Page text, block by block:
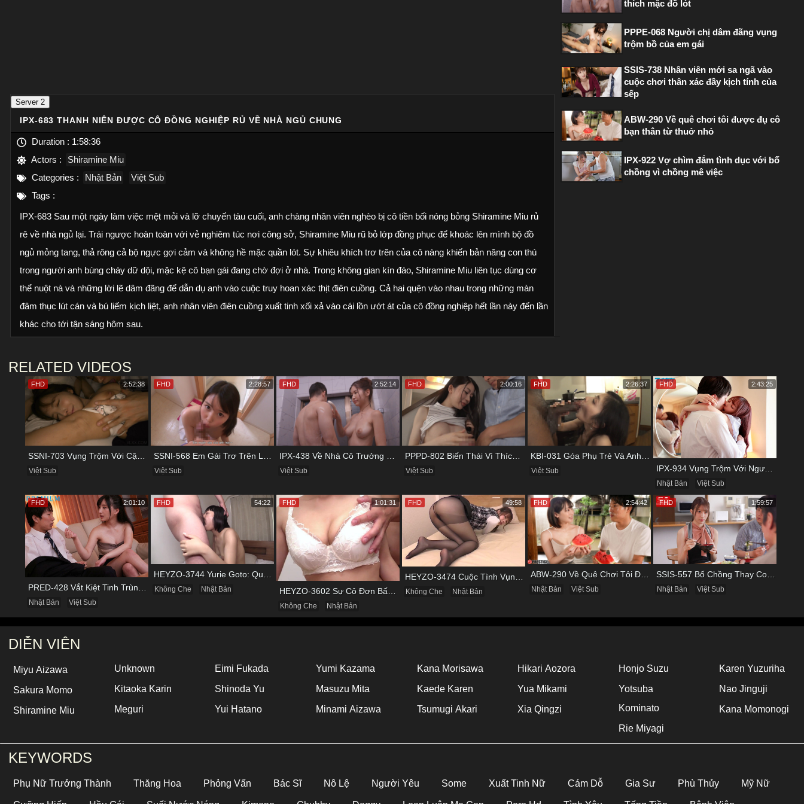
Server 2
IPX-683 THANH NIÊN ĐƯỢC CÔ ĐỒNG NGHIỆP RỦ VỀ NHÀ NGỦ CHUNG
Duration : 1:58:36
Actors :
Shiramine Miu
Categories :
Nhật Bản
Việt Sub
Tags :
IPX-683 Sau một ngày làm việc mệt mỏi và lỡ chuyến tàu cuối, anh chàng nhân viên nghèo bị cô tiền bối nóng bỏng Shiramine Miu rủ
rê về nhà ngủ lại. Trái ngược hoàn toàn với vẻ nghiêm túc nơi công sở, Shiramine Miu rũ bỏ lớp đồng phục để khoác lên mình bộ đồ
ngủ mỏng tang, thả rông cả bộ ngực gợi cảm và không hề mặc quần lót. Sự khiêu khích trơ trẽn của cô nàng khiến bản năng con thú
trong người anh bùng cháy dữ dội, mặc kệ cô bạn gái đang chờ đợi ở nhà. Trong không gian kín đáo, Shiramine Miu liên tục dùng cơ
thể nuột nà và những lời lẽ dâm đãng để dẫn dụ anh vào cuộc truy hoan xác thịt điên cuồng. Cả hai quện vào nhau trong những màn
đâm thục lút cán và bú liếm kịch liệt, anh nhân viên điên cuồng xuất tinh xối xả vào cái lồn ướt át của cô đồng nghiệp hết lần này đến lần
khác cho tới tận sáng hôm sau.
thích mặc đồ lót
PPPE-068 Người chị dâm đãng vụng
trộm bồ của em gái
SSIS-738 Nhân viên mới sa ngã vào
cuộc chơi thân xác đầy kịch tính của
sếp
ABW-290 Về quê chơi tôi được đụ cô
bạn thân từ thuở nhỏ
IPX-922 Vợ chìm đắm tình dục với bố
chồng vì chồng mê việc
RELATED VIDEOS
Việt Sub
FHD 2:52:38
Việt Sub
FHD 2:28:57
Việt Sub
FHD 2:52:14
Việt Sub
FHD 2:00:16
Việt Sub
FHD 2:26:37
IPX-934 Vụng Trộm Với Người Yêu Cũ Trong Khách Sạn
Nhật Bản Việt Sub
FHD 2:43:25
Nhật Bản Việt Sub
FHD 2:01:10
Không Che Nhật Bản
FHD 54:22
HEYZO-3602 Sự Cô Đơn Bấy Lâu Biến Haruka Thành Con Điếm Sành Sỏi
Không Che Nhật Bản
FHD 1:01:31
Không Che Nhật Bản
FHD 49:58
ABW-290 Về Quê Chơi Tôi Được Đụ Cô Bạn Thân Từ Thuở Nhỏ
Nhật Bản Việt Sub
FHD 2:54:42
SSIS-557 Bố Chồng Thay Con Trai Bị Liệt Dương Chăm Sóc Con Dâu
Nhật Bản Việt Sub
FHD 1:59:57
DIỄN VIÊN
Miyu Aizawa
Sakura Momo
Shiramine Miu
Unknown
Kitaoka Karin
Meguri
Eimi Fukada
Shinoda Yu
Yui Hatano
Yumi Kazama
Masuzu Mita
Minami Aizawa
Kana Morisawa
Kaede Karen
Tsumugi Akari
Hikari Aozora
Yua Mikami
Xia Qingzi
Honjo Suzu
Yotsuba
Kominato
Rie Miyagi
Karen Yuzuriha
Nao Jinguji
Kana Momonogi
KEYWORDS
Phụ Nữ Trưởng Thành Thăng Hoa Phỏng Vấn Bác Sĩ Nô Lệ Người Yêu Some Xuất Tinh Nữ Cám Dỗ Gia Sư Phù Thủy Mỹ Nữ